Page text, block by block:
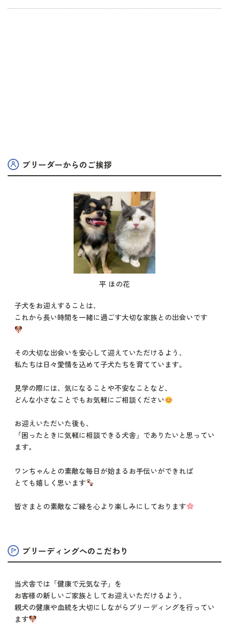
ブリーダーからのご挨拶
子犬をお迎えすることは、
これから長い時間を一緒に過ごす大切な家族との出会いです
その大切な出会いを安心して迎えていただけるよう、
私たちは日々愛情を込めて子犬たちを育てています。
見学の際には、気になることや不安なことなど、
どんな小さなことでもお気軽にご相談ください
お迎えいただいた後も、
「困ったときに気軽に相談できる犬舎」でありたいと思ってい
ます。
ワンちゃんとの素敵な毎日が始まるお手伝いができれば
とても嬉しく思います
皆さまとの素敵なご縁を心より楽しみにしております
平 ほの花
ブリーディングへのこだわり
当犬舎では「健康で元気な子」を
お客様の新しいご家族としてお迎えいただけるよう、
親犬の健康や血統を大切にしながらブリーディングを行ってい
ます